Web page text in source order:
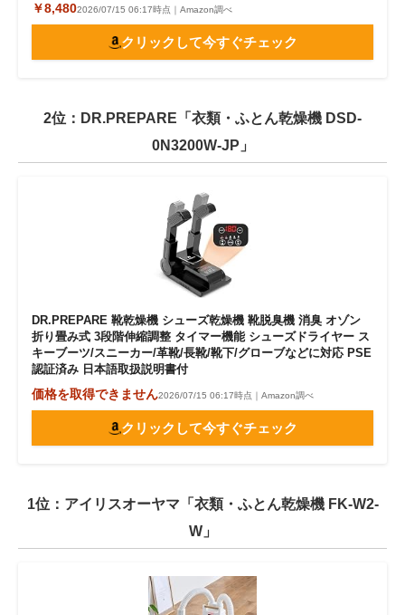
￥8,4802026/07/15 06:17時点｜Amazon調べ
クリックして今すぐチェック
2位：DR.PREPARE「衣類・ふとん乾燥機 DSD-
0N3200W-JP」
DR.PREPARE 靴乾燥機 シューズ乾燥機 靴脱臭機 消臭 オゾン
折り畳み式 3段階伸縮調整 タイマー機能 シューズドライヤー ス
キーブーツ/スニーカー/革靴/長靴/靴下/グローブなどに対応 PSE
認証済み 日本語取扱説明書付
価格を取得できません2026/07/15 06:17時点｜Amazon調べ
クリックして今すぐチェック
1位：アイリスオーヤマ「衣類・ふとん乾燥機 FK-W2-
W」